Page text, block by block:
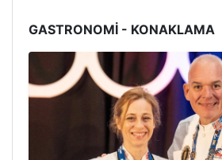
GASTRONOMİ - KONAKLAMA